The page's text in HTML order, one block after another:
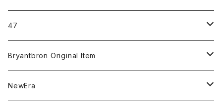
ICON＆OG
MLB
NBA
47
CLEAN UP
MVP
Bryantbron Original Item
T-Shirt
NewEra